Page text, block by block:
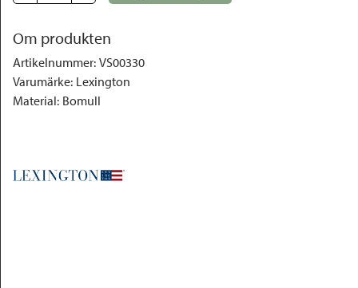
Om produkten
Artikelnummer: VS00330
Varumärke: Lexington
Material: Bomull